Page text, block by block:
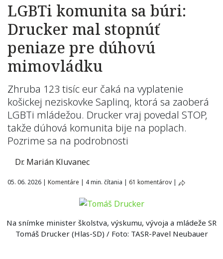
LGBTi komunita sa búri:
Drucker mal stopnúť
peniaze pre dúhovú
mimovládku
Zhruba 123 tisíc eur čaká na vyplatenie
košickej neziskovke Saplinq, ktorá sa zaoberá
LGBTi mládežou. Drucker vraj povedal STOP,
takže dúhová komunita bije na poplach.
Pozrime sa na podrobnosti
Dr. Marián Kluvanec
05. 06. 2026 | Komentáre | 4 min. čítania | 61 komentárov |
Na snímke minister školstva, výskumu, vývoja a mládeže SR
Tomáš Drucker (Hlas-SD) / Foto: TASR-Pavel Neubauer